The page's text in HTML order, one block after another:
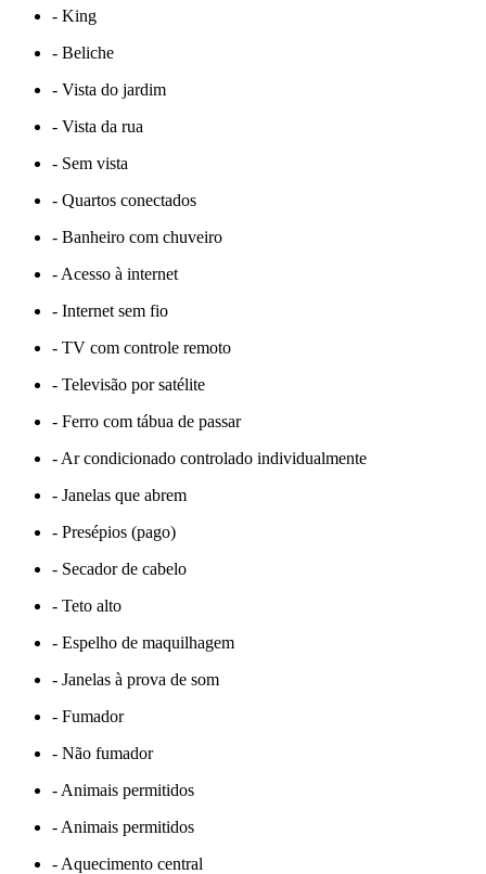
- King
- Beliche
- Vista do jardim
- Vista da rua
- Sem vista
- Quartos conectados
- Banheiro com chuveiro
- Acesso à internet
- Internet sem fio
- TV com controle remoto
- Televisão por satélite
- Ferro com tábua de passar
- Ar condicionado controlado individualmente
- Janelas que abrem
- Presépios (pago)
- Secador de cabelo
- Teto alto
- Espelho de maquilhagem
- Janelas à prova de som
- Fumador
- Não fumador
- Animais permitidos
- Animais permitidos
- Aquecimento central